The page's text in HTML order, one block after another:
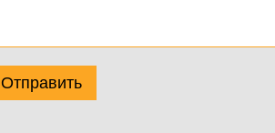
Отправить